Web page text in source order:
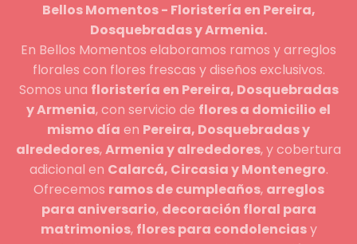
Bellos Momentos - Floristería en Pereira,
Dosquebradas y Armenia.
En Bellos Momentos elaboramos ramos y arreglos
florales con flores frescas y diseños exclusivos.
Somos una floristería en Pereira, Dosquebradas
y Armenia, con servicio de flores a domicilio el
mismo día en Pereira, Dosquebradas y
alrededores,Armenia y alrededores, y cobertura
adicional en Calarcá, Circasia y Montenegro.
Ofrecemos ramos de cumpleaños, arreglos
para aniversario, decoración floral para
matrimonios, flores para condolenciasy